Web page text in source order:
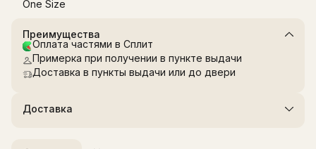
One Size
Преимущества
Оплата частями в Сплит
Примерка при получении в пункте выдачи
Доставка в пункты выдачи или до двери
Доставка